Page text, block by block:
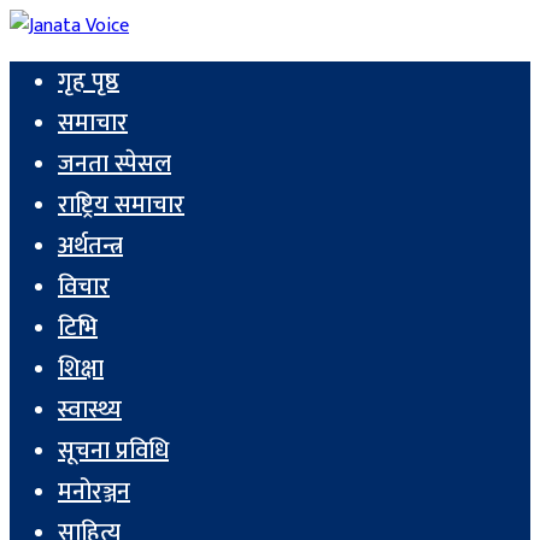
गृह पृष्ठ
समाचार
जनता स्पेसल
राष्ट्रिय समाचार
अर्थतन्त्र
विचार
टिभि
शिक्षा
स्वास्थ्य
सूचना प्रविधि
मनोरञ्जन